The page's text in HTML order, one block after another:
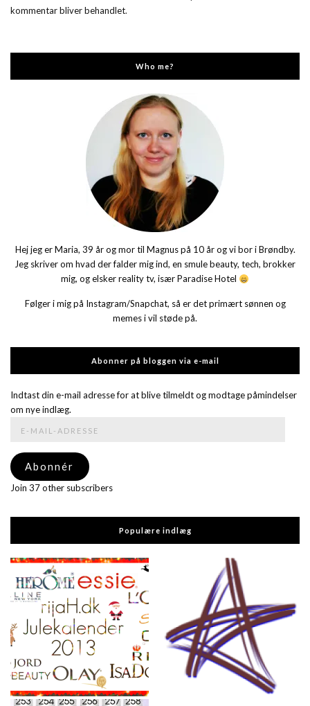
kommentar bliver behandlet.
Who me?
Hej jeg er Maria, 39 år og mor til Magnus på 10 år og vi bor i Brøndby.
Jeg skriver om hvad der falder mig ind, en smule beauty, tech, brokker
mig, og elsker reality tv, især Paradise Hotel
Følger i mig på Instagram/Snapchat, så er det primært sønnen og
memes i vil støde på.
Abonner på bloggen via e-mail
Indtast din e-mail adresse for at blive tilmeldt og modtage påmindelser
om nye indlæg.
adresse
Abonnér
Join 37 other subscribers
Populære indlæg